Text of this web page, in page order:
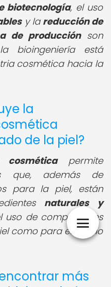
biotecnología, el uso
y la reducción de
de producciónson
bioingeniería está
cosmética hacia la
la
de la piel?
cosméticapermite
que, además de
para la piel, están
naturales y
uso de componentes
como para el medio
más